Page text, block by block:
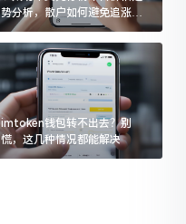
势分析，散户如何避免追涨杀
跌被套牢
imtoken钱包转不出去？别
慌，这几种情况都能解决